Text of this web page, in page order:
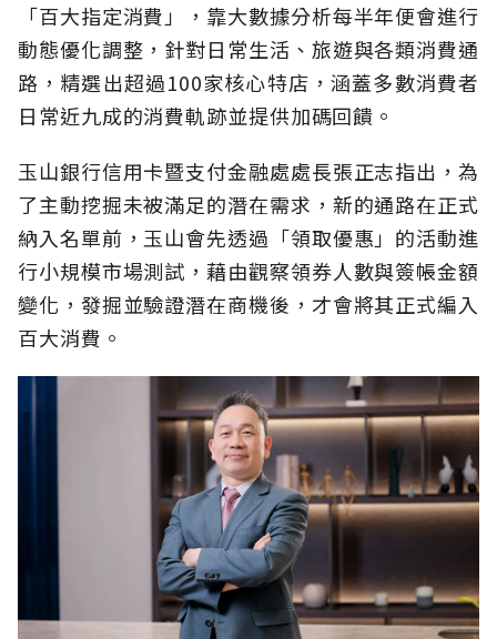
「百大指定消費」，靠大數據分析每半年便會進行
動態優化調整，針對日常生活、旅遊與各類消費通
路，精選出超過100家核心特店，涵蓋多數消費者
日常近九成的消費軌跡並提供加碼回饋。
玉山銀行信用卡暨支付金融處處長張正志指出，為
了主動挖掘未被滿足的潛在需求，新的通路在正式
納入名單前，玉山會先透過「領取優惠」的活動進
行小規模市場測試，藉由觀察領券人數與簽帳金額
變化，發掘並驗證潛在商機後，才會將其正式編入
百大消費。